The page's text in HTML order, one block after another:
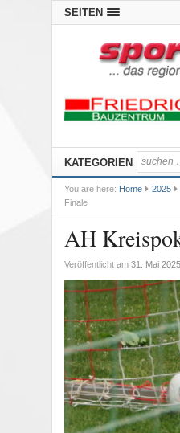
SEITEN
KATEGORIEN
You are here: Home 2025
Finale
AH
Veröffentlicht am 31. Mai 2025